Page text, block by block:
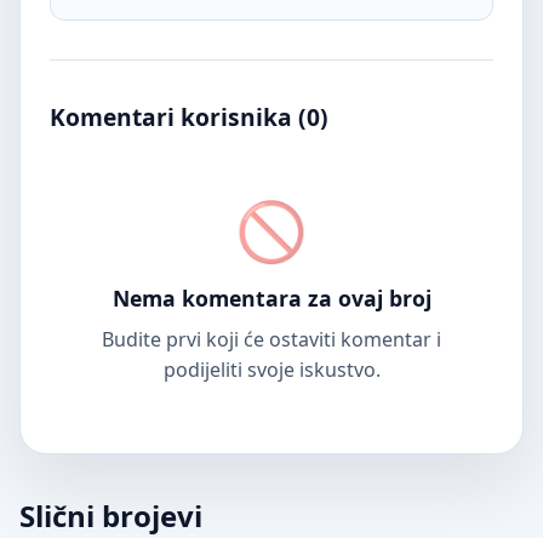
Komentari korisnika (0)
Nema komentara za ovaj broj
Budite prvi koji će ostaviti komentar i
podijeliti svoje iskustvo.
Slični brojevi